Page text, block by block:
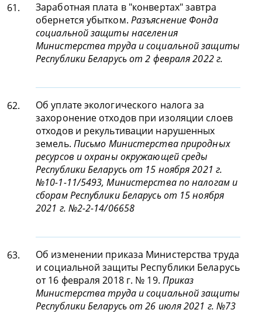
61.
Заработная плата в "конвертах" завтра
обернется убытком. Разъяснение Фонда
социальной защиты населения
Министерства труда и социальной защиты
Республики Беларусь от 2 февраля 2022 г.
62.
Об уплате экологического налога за
захоронение отходов при изоляции слоев
отходов и рекультивации нарушенных
земель. Письмо Министерства природных
ресурсов и охраны окружающей среды
Республики Беларусь от 15 ноября 2021 г.
№10-1-11/5493, Министерства по налогам и
сборам Республики Беларусь от 15 ноября
2021 г. №2-2-14/06658
63.
Об изменении приказа Министерства труда
и социальной защиты Республики Беларусь
от 16 февраля 2018 г. № 19. Приказ
Министерства труда и социальной защиты
Республики Беларусь от 26 июля 2021 г. №73